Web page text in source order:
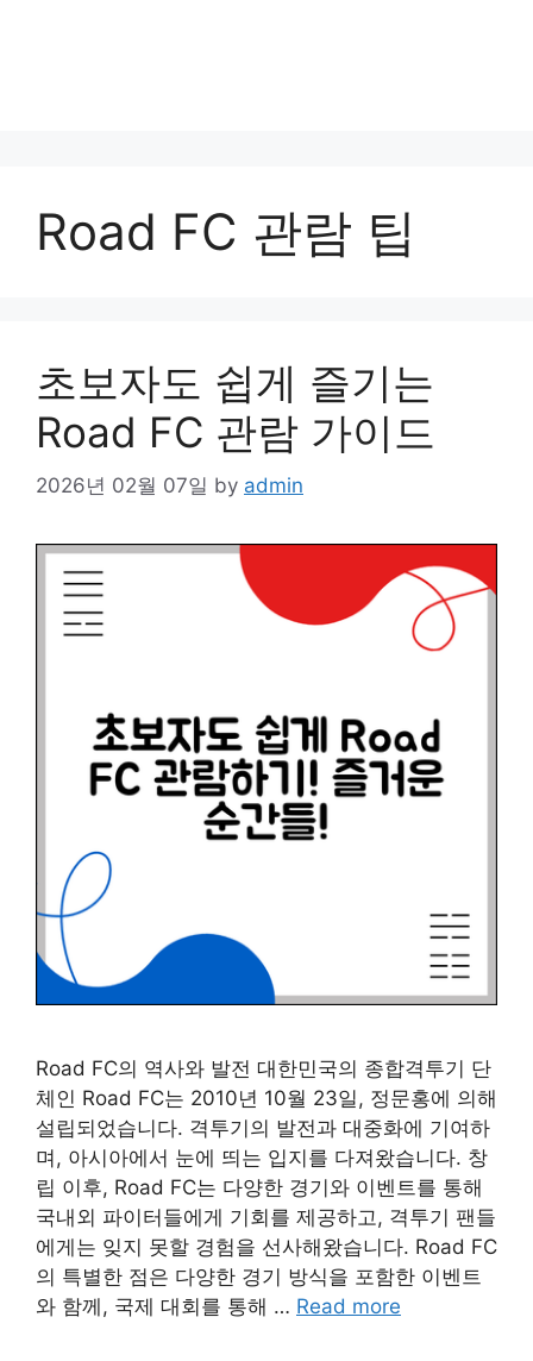
Road FC 관람 팁
초보자도 쉽게 즐기는
Road FC 관람 가이드
2026년 02월 07일 by admin
Road FC의 역사와 발전 대한민국의 종합격투기 단
체인 Road FC는 2010년 10월 23일, 정문홍에 의해
설립되었습니다. 격투기의 발전과 대중화에 기여하
며, 아시아에서 눈에 띄는 입지를 다져왔습니다. 창
립 이후, Road FC는 다양한 경기와 이벤트를 통해
국내외 파이터들에게 기회를 제공하고, 격투기 팬들
에게는 잊지 못할 경험을 선사해왔습니다. Road FC
의 특별한 점은 다양한 경기 방식을 포함한 이벤트
와 함께, 국제 대회를 통해 … Read more